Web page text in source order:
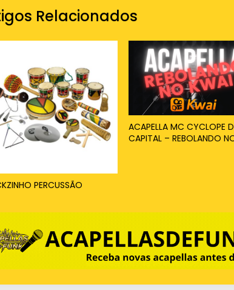
Relacionados
PERCUSSÃO
ACAPELLA MC CYCLOPE
CAPITAL – REBOLANDO